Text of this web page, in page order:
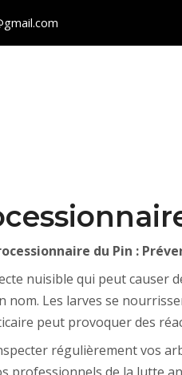
du Pin :
nuisible qui peut causer
nom. Les larves se
peut provoquer des
régulièrement vos